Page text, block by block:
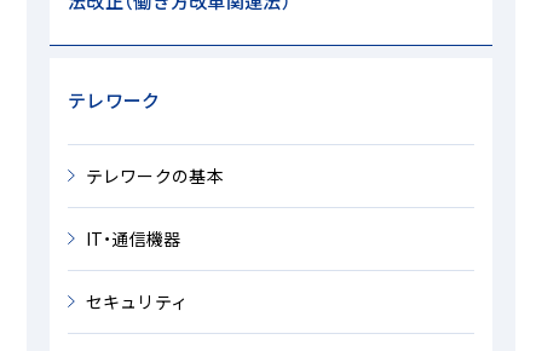
テレワーク
テレワークの基本
IT・通信機器
セキュリティ